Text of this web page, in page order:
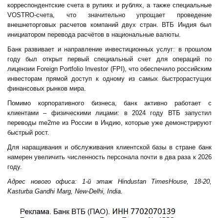
корреспондентские счета в рупиях и рублях, а также специальные
VOSTRO-счета, что значительно упрощает проведение
внешнеторговых расчетов компаний двух стран. ВТБ Индия был
инициатором перевода расчётов в национальные валюты.
Банк развивает и направление инвестиционных услуг: в прошлом
году был открыт первый специальный счет для операций по
лицензии Foreign Portfolio Investor (FPI), что обеспечило российским
инвесторам прямой доступ к одному из самых быстрорастущих
финансовых рынков мира.
Помимо корпоративного бизнеса, банк активно работает с
клиентами – физическими лицами: в 2024 году ВТБ запустил
переводы me2me из России в Индию, которые уже демонстрируют
быстрый рост.
Для наращивания и обслуживания клиентской базы в стране банк
намерен увеличить численность персонала почти в два раза к 2026
году.
Адрес нового офиса: 1-й этаж Hindustan TimesHouse, 18-20,
Kasturba Gandhi Marg, New-Delhi, India.